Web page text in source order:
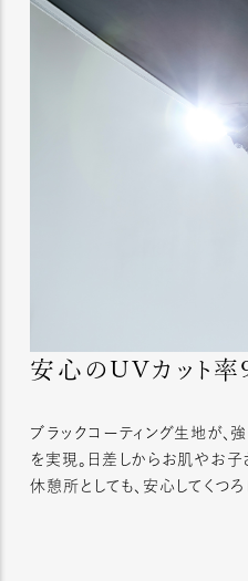
安心のUVカット率
ブラックコーティング生地が、
を実現。日差しからお肌やお子
休憩所としても、安心してくつろ